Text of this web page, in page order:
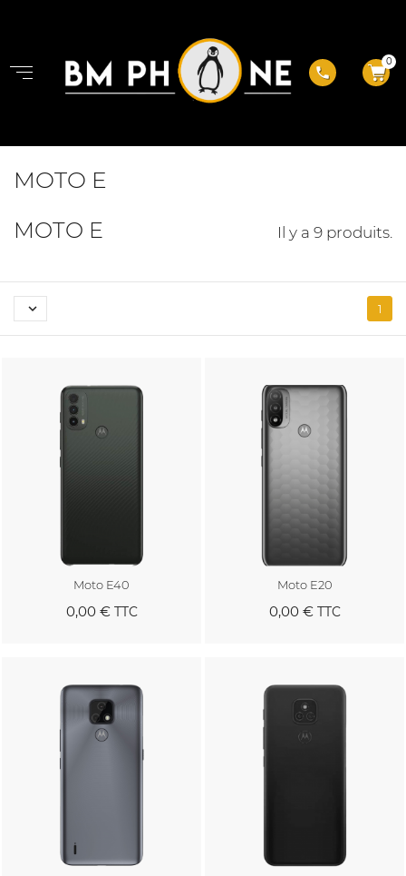
phone
0
MOTO E
MOTO E Il y a 9 produits.
 1
Moto E40
0,00 €TTC
Moto E20
0,00 €TTC